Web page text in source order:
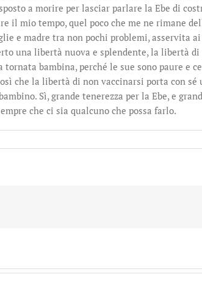
a morire per lasciar parlare la Ebe di
il mio tempo, quel poco che me ne rimane
e madre tra non pochi problemi, asservita
una libertà nuova e splendente, la libertà
bambina, perché le sue sono paure e
che la libertà di non vaccinarsi porta con
Sì, grande tenerezza per la Ebe, e
che ci sia qualcuno che possa farlo.